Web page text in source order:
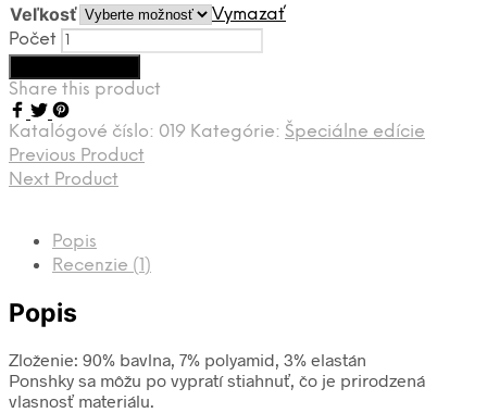
Veľkosť
Vymazať
Počet
Share this product
Katalógové číslo: 019 Kategórie: Špeciálne edície
Previous Product
Next Product
Popis
Recenzie (1)
Popis
Zloženie: 90% bavlna, 7% polyamid, 3% elastán
Ponshky sa môžu po vypratí stiahnuť, čo je prirodzená
vlasnosť materiálu.